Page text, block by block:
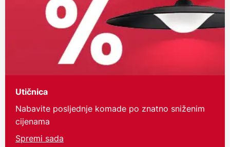
Utičnica
Nabavite posljednje komade po znatno sniženim
cijenama
Spremi sada